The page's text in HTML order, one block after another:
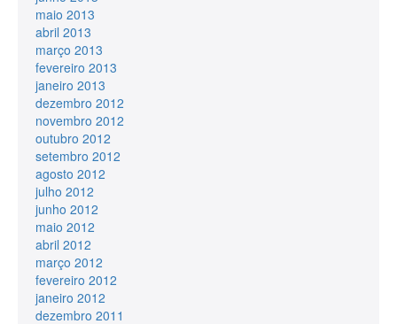
maio 2013
abril 2013
março 2013
fevereiro 2013
janeiro 2013
dezembro 2012
novembro 2012
outubro 2012
setembro 2012
agosto 2012
julho 2012
junho 2012
maio 2012
abril 2012
março 2012
fevereiro 2012
janeiro 2012
dezembro 2011